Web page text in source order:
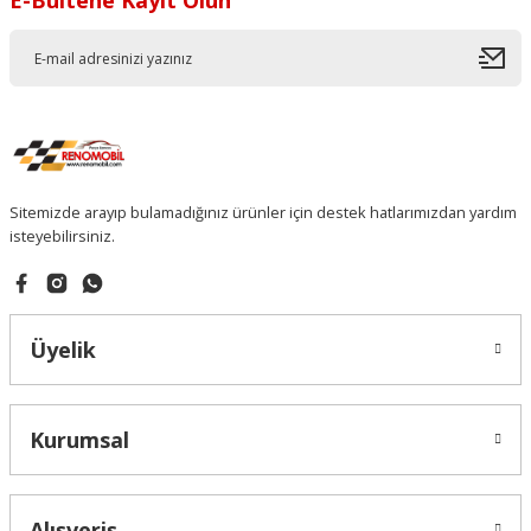
Sitemizde arayıp bulamadığınız ürünler için destek hatlarımızdan yardım
isteyebilirsiniz.
Üyelik
Kurumsal